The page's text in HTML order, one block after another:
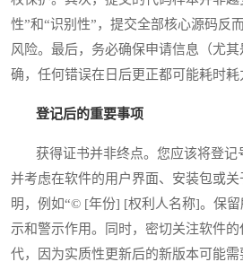
性”和“识别性”，提交全部核心源码反
风险。最后，务必确保申请信息（尤
确，任何错误在日后更正都可能耗时耗
登记后的重要事项
获得证书并非终点。您应该将登记
并考虑在软件的用户界面、安装包或
明，例如“© [年份] [权利人名称]。保
示和警示作用。同时，密切关注软件
代，因为实质性更新后的新版本可能